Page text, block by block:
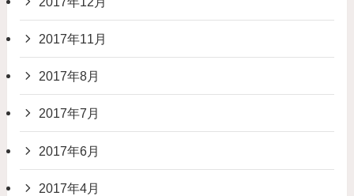
2017年11月
2017年8月
2017年7月
2017年6月
2017年4月